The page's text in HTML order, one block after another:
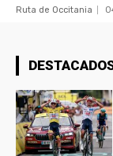
Ruta de Occitania